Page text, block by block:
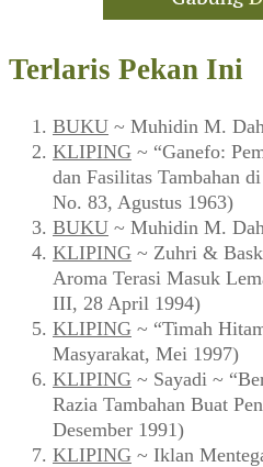
Terlaris Pekan Ini
BUKU ~ Muhidin M.
KLIPING ~ “Ganefo:
dan Fasilitas Tambahan
No. 83, Agustus 1963)
BUKU ~ Muhidin M.
KLIPING ~ Zuhri &
Aroma Terasi Masuk
III, 28 April 1994)
KLIPING ~ “Timah
Masyarakat, Mei 1997)
KLIPING ~ Sayadi ~
Razia Tambahan Buat
Desember 1991)
KLIPING ~ Iklan